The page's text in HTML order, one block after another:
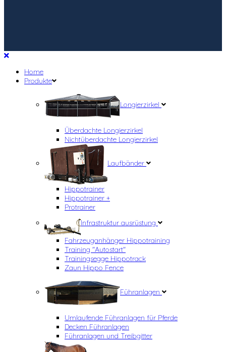
Home
Produkte
Longierzirkel
Überdachte Longierzirkel
Nichtüberdachte Longierzirkel
Laufbänder
Hippotrainer
Hippotrainer +
Protrainer
Infrastruktur ausrüstung
Fahrzeuganhänger Hippotraining
Training "Autostart"
Trainingsegge Hippotrack
Zaun Hippo Fence
Führanlagen
Umlaufende Führanlagen für Pferde
Decken Führanlagen
Führanlagen und Treibgitter